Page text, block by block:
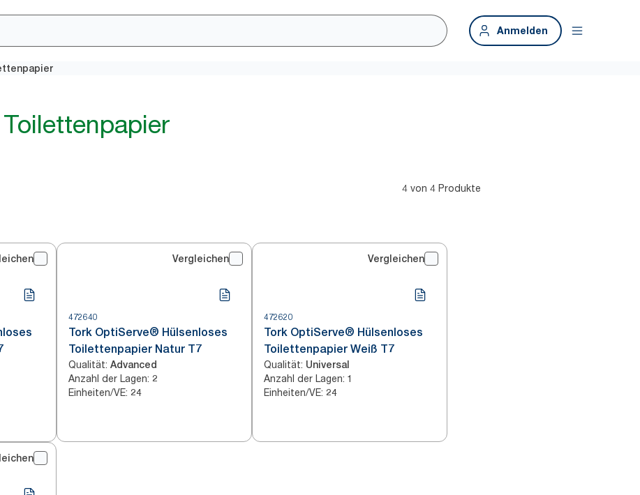
Anmelden
4 von 4 Produkte
Vergleichen
472640
Tork OptiServe® Hülsenloses
Toilettenpapier Natur T7
Qualität: Advanced
Anzahl der Lagen: 2
Einheiten/VE: 24
Vergleichen
472620
Tork OptiServe® Hülsenloses
Toilettenpapier Weiß T7
Qualität: Universal
Anzahl der Lagen: 1
Einheiten/VE: 24